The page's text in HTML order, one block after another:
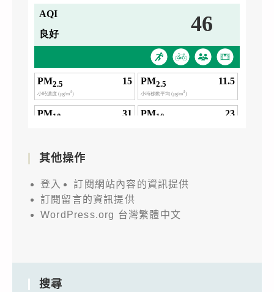
其他操作
登入
訂閱網站內容的資訊提供
訂閱留言的資訊提供
WordPress.org 台灣繁體中文
搜尋